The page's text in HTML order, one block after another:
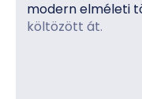
modern elméleti
költözött át.